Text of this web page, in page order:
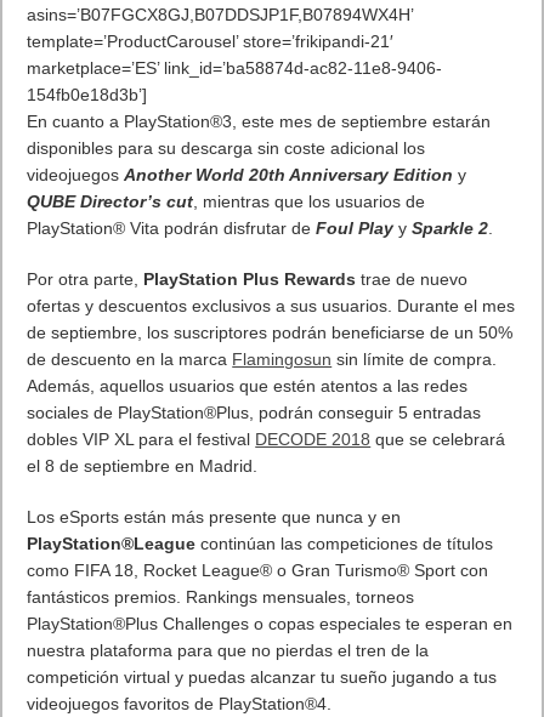
asins=’B07FGCX8GJ,B07DDSJP1F,B07894WX4H’
template=’ProductCarousel’ store=’frikipandi-21′
marketplace=’ES’ link_id=’ba58874d-ac82-11e8-9406-
154fb0e18d3b’]
En cuanto a PlayStation®3, este mes de septiembre estarán
disponibles para su descarga sin coste adicional los
videojuegosAnother World 20th Anniversary Editiony
QUBE Director’s cut, mientras que los usuarios de
PlayStation® Vita podrán disfrutar deFoul Play ySparkle 2.
Por otra parte, PlayStation Plus Rewardstrae de nuevo
ofertas y descuentos exclusivos a sus usuarios. Durante el mes
de septiembre, los suscriptores podrán beneficiarse de un 50%
de descuento en la marca Flamingosun sin límite de compra.
Además, aquellos usuarios que estén atentos a las redes
sociales de PlayStation®Plus, podrán conseguir 5 entradas
dobles VIP XL para el festival DECODE 2018 que se celebrará
el 8 de septiembre en Madrid.
Los eSports están más presente que nunca y en
PlayStation®League continúan las competiciones de títulos
como FIFA 18, Rocket League® o Gran Turismo® Sport con
fantásticos premios. Rankings mensuales, torneos
PlayStation®Plus Challenges o copas especiales te esperan en
nuestra plataforma para que no pierdas el tren de la
competición virtual y puedas alcanzar tu sueño jugando a tus
videojuegos favoritos de PlayStation®4.